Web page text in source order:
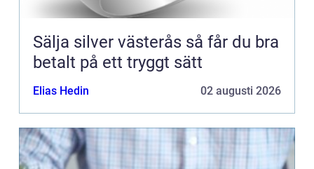
Sälja silver västerås så får du bra
betalt på ett tryggt sätt
Elias Hedin 02 augusti 2026